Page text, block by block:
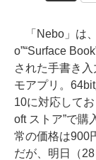
「Nebo」は
o”“Surface
された手書き入
モアプリ。
10に対応して
oft ストア”で購
常の価格は900
だが、明日（